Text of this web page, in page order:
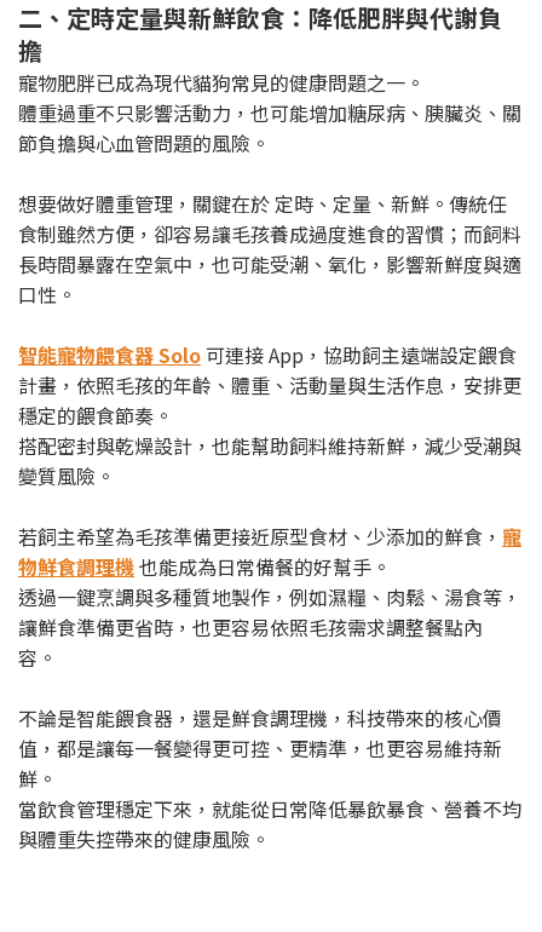
二、定時定量與新鮮飲食：降低肥胖與代謝負
擔
寵物肥胖已成為現代貓狗常見的健康問題之一。
體重過重不只影響活動力，也可能增加糖尿病、胰臟炎、關
節負擔與心血管問題的風險。
想要做好體重管理，關鍵在於 定時、定量、新鮮。傳統任
食制雖然方便，卻容易讓毛孩養成過度進食的習慣；而飼料
長時間暴露在空氣中，也可能受潮、氧化，影響新鮮度與適
口性。
智能寵物餵食器 Solo 可連接 App，協助飼主遠端設定餵食
計畫，依照毛孩的年齡、體重、活動量與生活作息，安排更
穩定的餵食節奏。
搭配密封與乾燥設計，也能幫助飼料維持新鮮，減少受潮與
變質風險。
若飼主希望為毛孩準備更接近原型食材、少添加的鮮食， 寵
物鮮食調理機也能成為日常備餐的好幫手。
透過一鍵烹調與多種質地製作，例如濕糧、肉鬆、湯食等，
讓鮮食準備更省時，也更容易依照毛孩需求調整餐點內
容。
不論是智能餵食器，還是鮮食調理機，科技帶來的核心價
值，都是讓每一餐變得更可控、更精準，也更容易維持新
鮮。
當飲食管理穩定下來，就能從日常降低暴飲暴食、營養不均
與體重失控帶來的健康風險。